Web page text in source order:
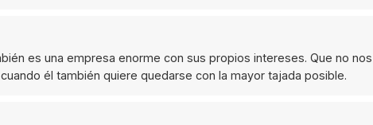
es una empresa enorme con sus propios intereses. Que no nos
él también quiere quedarse con la mayor tajada posible.